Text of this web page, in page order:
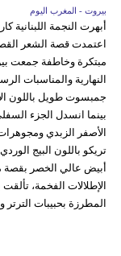
بيروت - المغرب اليوم
أبهرت النجمة
اعتمدت قصة الشعر
مبتكرة وخاطفة جمعت بين
النهارية والمناسبات
جمبسوت طويل باللون
بينما انسدل الجزء
الأصفر الزبدي
تريكو باللون البيج
أبيض عالي الخصر بقصة
الإطلالات الفخمة،
المطرزة بحبيبات الترتر